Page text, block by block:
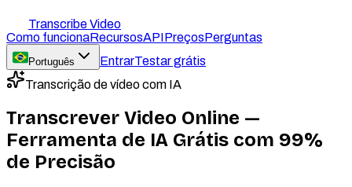
Transcribe Video
Como funcionaRecursosAPIPreçosPerguntas
Português EntrarTestar grátis
Transcrição de vídeo com IA
Transcrever Video Online —
Ferramenta de IA Grátis com 99%
de Precisão